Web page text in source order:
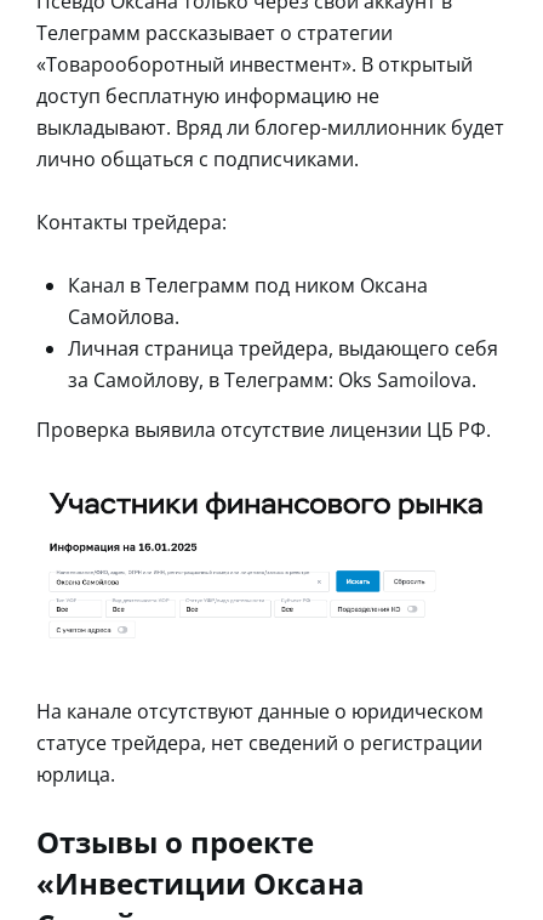
Телеграмм рассказывает о стратегии
«Товарооборотный инвестмент». В открытый
доступ бесплатную информацию не
выкладывают. Вряд ли блогер-миллионник будет
лично общаться с подписчиками.
Контакты трейдера:
Канал в Телеграмм под ником Оксана
Самойлова.
Личная страница трейдера, выдающего себя
за Самойлову, в Телеграмм: Oks Samoilova.
Проверка выявила отсутствие лицензии ЦБ РФ.
На канале отсутствуют данные о юридическом
статусе трейдера, нет сведений о регистрации
юрлица.
Отзывы о проекте
«Инвестиции Оксана